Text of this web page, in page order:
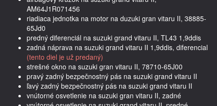
AM64J1R071456
riadiaca jednotka na motor na duzuki gran vitaru II, 38885-
65Jd0
predný diferenciál na suzuki grand vitaru II, TL43 1,9ddis
zadná náprava na suzuki grand vitaru II 1,9ddis, diferencial
(tento diel je už predaný)
strešné okno na suzuki gran vitaru II, 78710-65J00
pravý zadný bezpečnostný pás na suzuki grand vitaru II
ľavý zadný bezpečnostný pás na suzuki grand vitaru II
vnútorné osvetlenie na suzuki gran vitaru II, zadné